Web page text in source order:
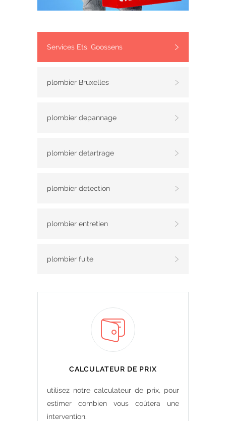
Services Ets. Goossens
plombier Bruxelles
plombier depannage
plombier detartrage
plombier detection
plombier entretien
plombier fuite
CALCULATEUR DE PRIX
utilisez notre calculateur de prix, pour
estimer combien vous coûtera une
intervention.